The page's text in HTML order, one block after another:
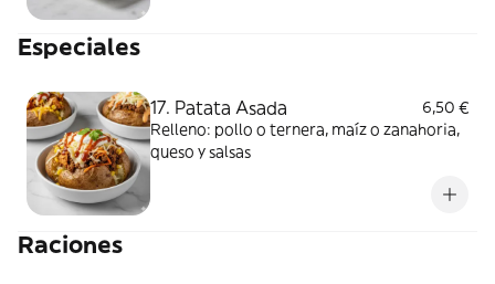
Especiales
17. Patata Asada
6,50 €
Relleno: pollo o ternera, maíz o zanahoria,
queso y salsas
Raciones